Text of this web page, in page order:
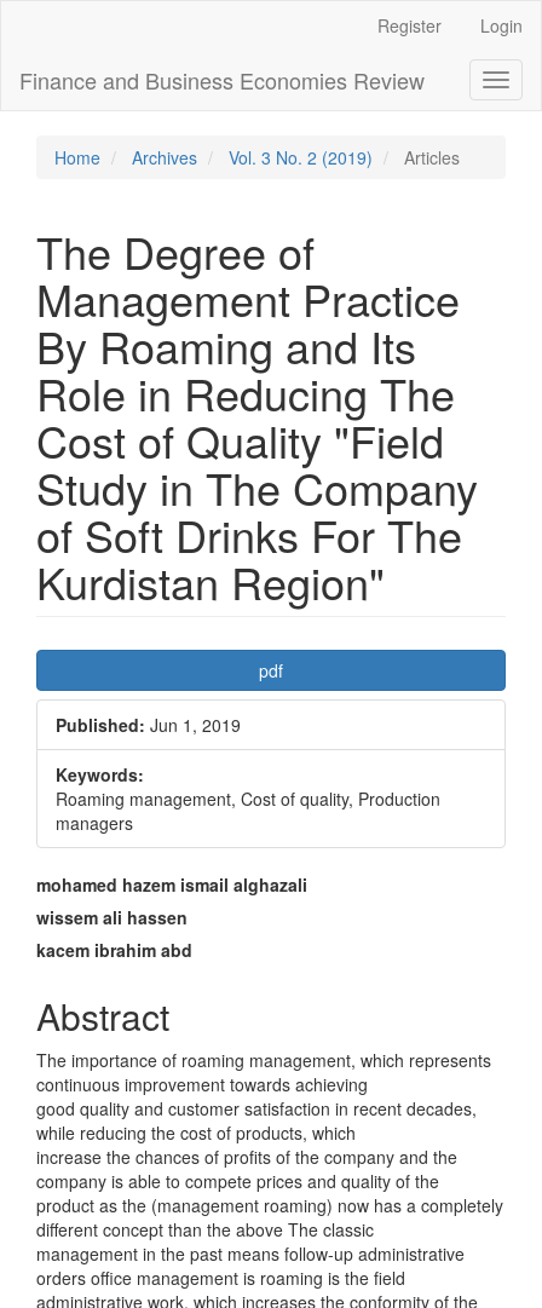
Content
Sidebar
Register Login
Finance and Business Economies Review
Home Archives Vol. 3 No. 2 (2019) Articles
The Degree of
Management Practice
By Roaming and Its
Role in Reducing The
Cost of Quality "Field
Study in The Company
of Soft Drinks For The
Kurdistan Region"
Article
Sidebar
pdf
Published: Jun 1, 2019
Keywords:
Roaming management, Cost of quality, Production
managers
Main
Article
Content
mohamed hazem ismail alghazali
wissem ali hassen
kacem ibrahim abd
Abstract
The importance of roaming management, which represents
continuous improvement towards achieving
good quality and customer satisfaction in recent decades,
while reducing the cost of products, which
increase the chances of profits of the company and the
company is able to compete prices and quality of the
product as the (management roaming) now has a completely
different concept than the above The classic
management in the past means follow-up administrative
orders office management is roaming is the field
administrative work, which increases the conformity of the